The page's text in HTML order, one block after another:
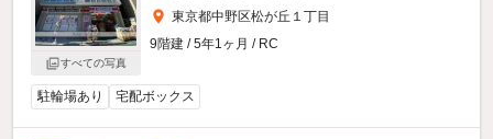
すべての写真
東京都中野区松が丘１丁目
9階建 / 5年1ヶ月 / RC
駐輪場あり 宅配ボックス